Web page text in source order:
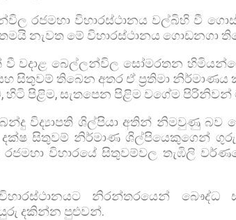
රජමහා විහාරස්ථානය වල්බිහි වී
නැවත මේ විහාරස්ථානය ගොඩනගා
වී වදාළ බෙල්ලන්විල සෝමරතන
සිතුවම් තිබෙන අතර ඒ ප්‍රතිමා
පිළිම, සැතපෙන පිළිම වගේම පිරිනිවන්
විද්‍යාපති ශිල්පියා අතින් නිමවුණු බව
දක්ෂ සිතුවම් නිර්මාණ ශිල්පියෙකුගෙන්
විහාරයේ සිතුවම්වල තැඹිලි
නිරන්තරයෙන් බෞද්ධ
දකින්න පුළුවන්.